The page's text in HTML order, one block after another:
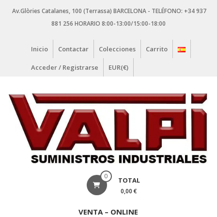
contenido
Av.Glòries Catalanes, 100 (Terrassa) BARCELONA - TELÉFONO: +34 937
881 256 HORARIO 8:00-13:00/15:00-18:00
Inicio Contactar Colecciones Carrito
Acceder / Registrarse EUR(€)
SUMINISTROS
INDUSTRIALES
0 TOTAL
0,00 €
VENTA – ONLINE